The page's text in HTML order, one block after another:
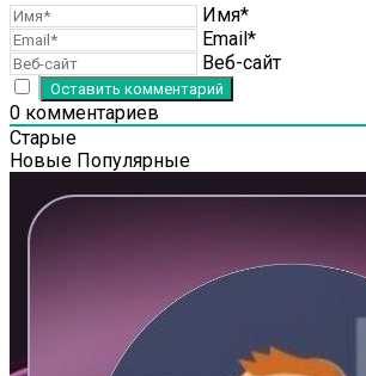
Имя*
Email*
Веб-сайт
0 комментариев
Старые
Новые Популярные